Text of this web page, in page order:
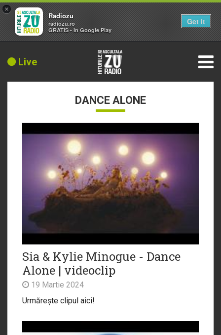
Live
DANCE ALONE
Sia & Kylie Minogue - Dance
Alone | videoclip
19 Martie 2024
Urmărește clipul aici!
×
Radiozu
radiozu.ro
GRATIS - In Google Play
Get it